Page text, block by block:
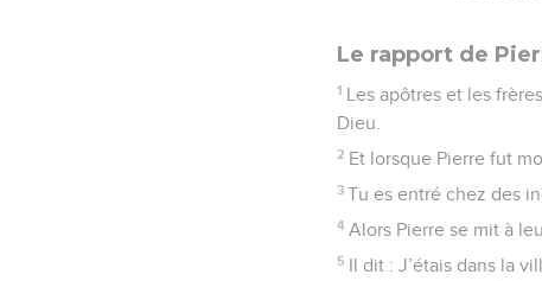
Le rapport de
1 Les apôtres et les
Dieu.
2 Et lorsque Pierre fut
3 Tu es entré chez des
4 Alors Pierre se mit à
5 Il dit : J’étais dans la